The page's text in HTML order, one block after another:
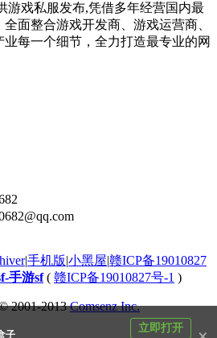
子
立即打开
游戏私服发布,凭借多年经营国内最
面整合游戏开发商、游戏运营商、
每一个细节，全力打造最专业的网
|手机版|小黑屋|赣ICP备19010827
手游sf( 赣ICP备19010827号-1 )
2001-2013Comsenz Inc.